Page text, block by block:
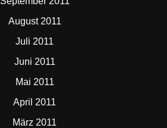
August 2011
Juli 2011
Juni 2011
Mai 2011
April 2011
März 2011